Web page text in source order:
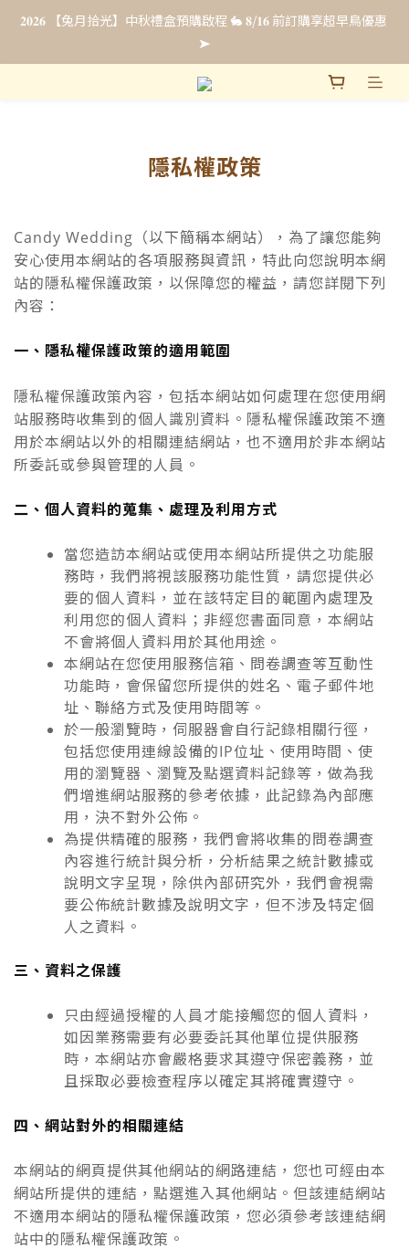
𝟐𝟎𝟐𝟔 【兔月拾光】中秋禮盒預購啟程 🐇 𝟖/𝟏𝟔 前訂購享超早鳥優惠
➤
𝟐𝟎𝟐𝟔 【兔月拾光】中秋禮盒預購啟程 🐇 𝟖/𝟏𝟔 前訂購享超早鳥優惠
➤
法式彌月禮・全新上市☁️ 𝟴/𝟯𝟭 前申請即享【限時免費試吃 & 優惠
企業福委贈禮｜超早鳥預購最低 𝟖𝟖 折 .ᐟ.ᐟ 立即填單索取報價 🎁
➤
隱私權政策
Candy Wedding（以下簡稱本網站），為了讓您能夠
安心使用本網站的各項服務與資訊，特此向您說明本網
站的隱私權保護政策，以保障您的權益，請您詳閱下列
內容：
一、隱私權保護政策的適用範圍
隱私權保護政策內容，包括本網站如何處理在您使用網
站服務時收集到的個人識別資料。隱私權保護政策不適
用於本網站以外的相關連結網站，也不適用於非本網站
所委託或參與管理的人員。
二、個人資料的蒐集、處理及利用方式
當您造訪本網站或使用本網站所提供之功能服
務時，我們將視該服務功能性質，請您提供必
要的個人資料，並在該特定目的範圍內處理及
利用您的個人資料；非經您書面同意，本網站
不會將個人資料用於其他用途。
本網站在您使用服務信箱、問卷調查等互動性
功能時，會保留您所提供的姓名、電子郵件地
址、聯絡方式及使用時間等。
於一般瀏覽時，伺服器會自行記錄相關行徑，
包括您使用連線設備的IP位址、使用時間、使
用的瀏覽器、瀏覽及點選資料記錄等，做為我
們增進網站服務的參考依據，此記錄為內部應
用，決不對外公佈。
為提供精確的服務，我們會將收集的問卷調查
內容進行統計與分析，分析結果之統計數據或
說明文字呈現，除供內部研究外，我們會視需
要公佈統計數據及說明文字，但不涉及特定個
人之資料。
三、資料之保護
只由經過授權的人員才能接觸您的個人資料，
如因業務需要有必要委託其他單位提供服務
時，本網站亦會嚴格要求其遵守保密義務，並
且採取必要檢查程序以確定其將確實遵守。
四、網站對外的相關連結
本網站的網頁提供其他網站的網路連結，您也可經由本
網站所提供的連結，點選進入其他網站。但該連結網站
不適用本網站的隱私權保護政策，您必須參考該連結網
站中的隱私權保護政策。